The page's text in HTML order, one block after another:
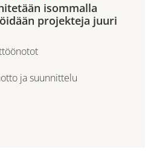
isommalla
projekteja juuri
ja suunnittelu